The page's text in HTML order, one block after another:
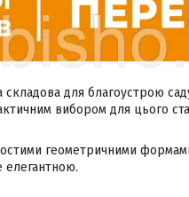
для благоустрою
вибором для цього
геометричними
елегантною.